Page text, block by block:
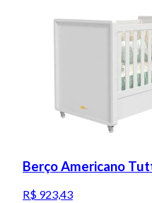
Berço Americano
R$ 923,43